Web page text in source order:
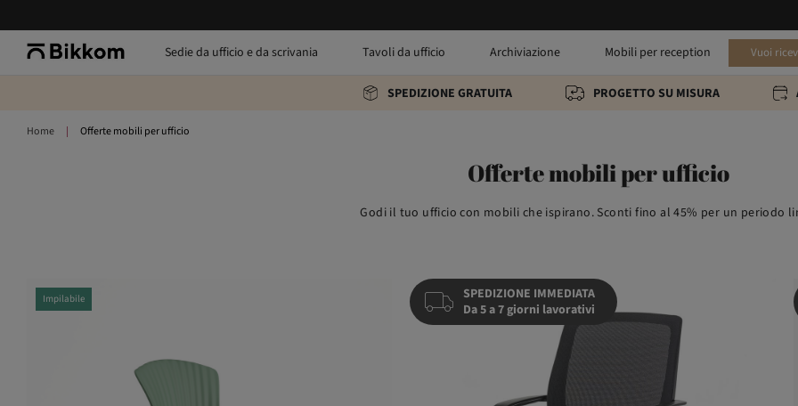
Sedie da ufficio e da scrivania Tavoli da ufficio Archiviazione Mobili per reception Vuoi
SPEDIZIONE GRATUITA PROGETTO SU MISURA
Home Offerte mobili per ufficio
Offerte mobili per ufficio
Godi il tuo ufficio con mobili che ispirano. Sconti fino al 45% per un periodo
Impilabile
SPEDIZIONE IMMEDIATA
Da 5 a 7 giorni lavorativi